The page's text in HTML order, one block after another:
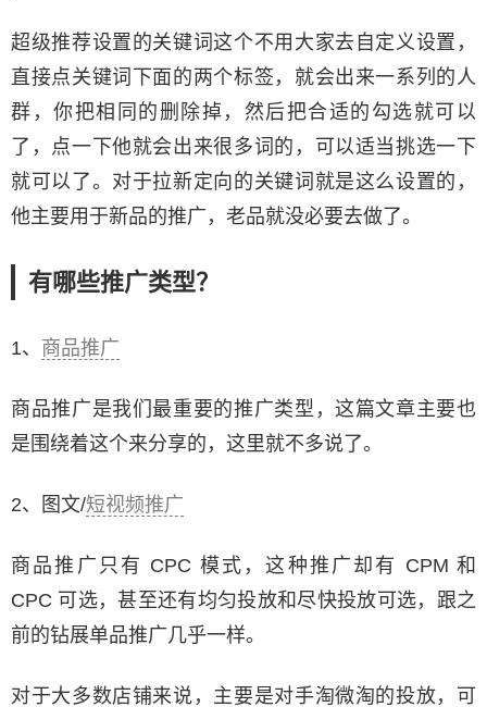
超级推荐设置的关键词这个不用大家去自定义设置，
直接点关键词下面的两个标签，就会出来一系列的人
群，你把相同的删除掉，然后把合适的勾选就可以
了，点一下他就会出来很多词的，可以适当挑选一下
就可以了。对于拉新定向的关键词就是这么设置的，
他主要用于新品的推广，老品就没必要去做了。
有哪些推广类型？
1、 商品推广
商品推广是我们最重要的推广类型，这篇文章主要也
是围绕着这个来分享的，这里就不多说了。
2、图文/短视频推广
商品推广只有 CPC 模式，这种推广却有 CPM 和
CPC 可选，甚至还有均匀投放和尽快投放可选，跟之
前的钻展单品推广几乎一样。
对于大多数店铺来说，主要是对手淘微淘的投放，可